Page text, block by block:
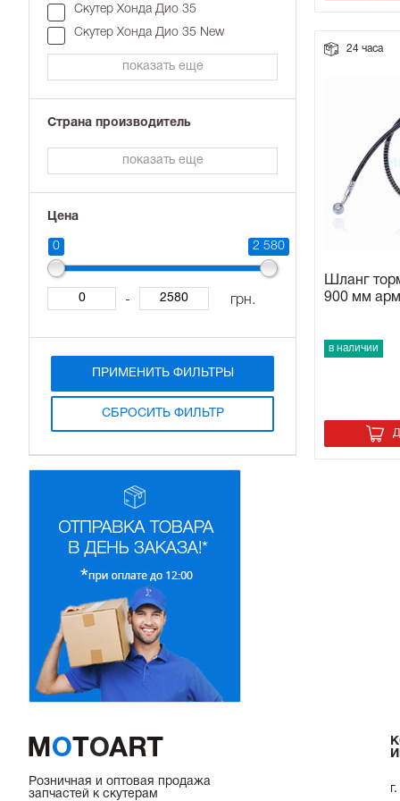
Прокладки на мотоблок
Свечи на мотоблок
Глушитель на мотоблок
Элементы управления, тросики на мотоблок
Навесное и запчасти к нему
Скутер Хонда Дио 35
Скутер Хонда Дио 35 New
показать еще
Страна производитель
показать еще
Цена
0 2 580
- грн.
ПРИМЕНИТЬ ФИЛЬТРЫ
СБРОСИТЬ ФИЛЬТР
24 часа
Шланг
900 мм
в наличии
Розничная и оптовая продажа
запчастей к скутерам